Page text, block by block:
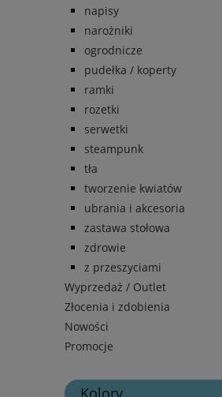
napisy
narożniki
ogrodnicze
pudełka / koperty
ramki
rozetki
serwetki
steampunk
tła
tworzenie kwiatów
ubrania i akcesoria
zastawa stołowa
zdrowie
z przeszyciami
Wyprzedaż / Outlet
Złocenia i zdobienia
Nowości
Promocje
Kolory